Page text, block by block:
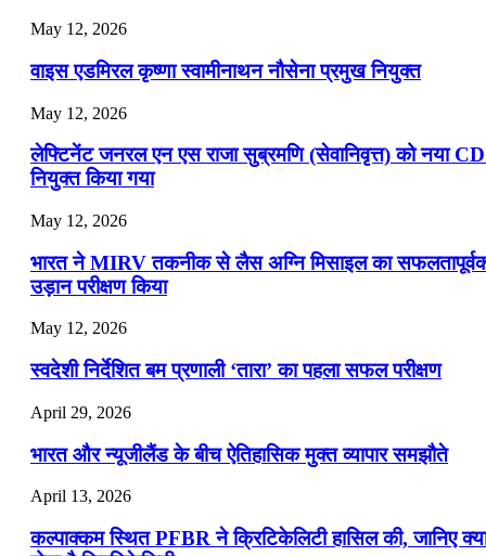
May 12, 2026
वाइस एडमिरल कृष्णा स्वामीनाथन नौसेना प्रमुख नियुक्त
May 12, 2026
लेफ्टिनेंट जनरल एन एस राजा सुब्रमणि (सेवानिवृत्त) को नया
नियुक्त किया गया
May 12, 2026
भारत ने MIRV तकनीक से लैस अग्नि मिसाइल का
उड़ान परीक्षण किया
May 12, 2026
स्वदेशी निर्देशित बम प्रणाली ‘तारा’ का पहला सफल परीक्षण
April 29, 2026
भारत और न्यूजीलैंड के बीच ऐतिहासिक मुक्त व्यापार समझौते
April 13, 2026
कल्पाक्कम स्थित PFBR ने क्रिटिकेलिटी हासिल की, जानिए